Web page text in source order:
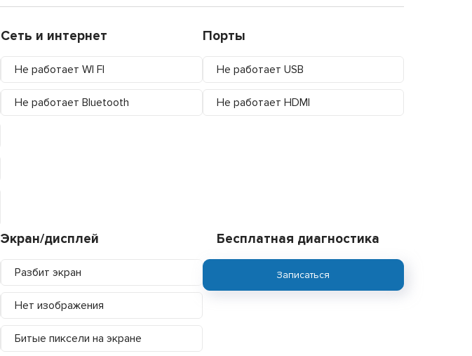
Сеть и интернет
Не работает WI FI
Не работает Bluetooth
Порты
Не работает USB
Не работает HDMI
Экран/дисплей
Разбит экран
Нет изображения
Битые пиксели на экране
Бесплатная диагностика
Записаться